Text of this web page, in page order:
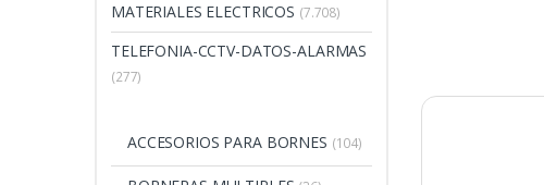
MATERIALES ELECTRICOS (7.708)
TELEFONIA-CCTV-DATOS-ALARMAS
(277)
ACCESORIOS PARA BORNES (104)